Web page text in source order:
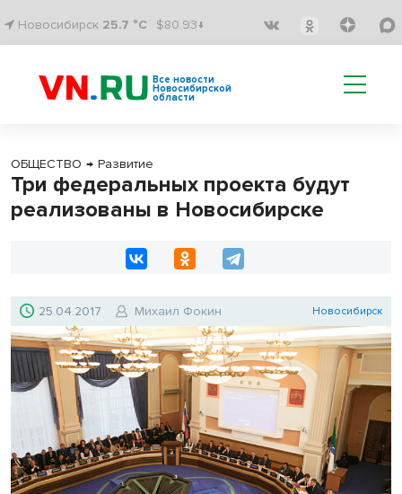
Новосибирск 25.7 °C $80.93↓
Все новости
Новосибирской
области
ОБЩЕСТВО → Развитие
Три федеральных проекта будут
реализованы в Новосибирске
25.04.2017 Михаил Фокин Новосибирск